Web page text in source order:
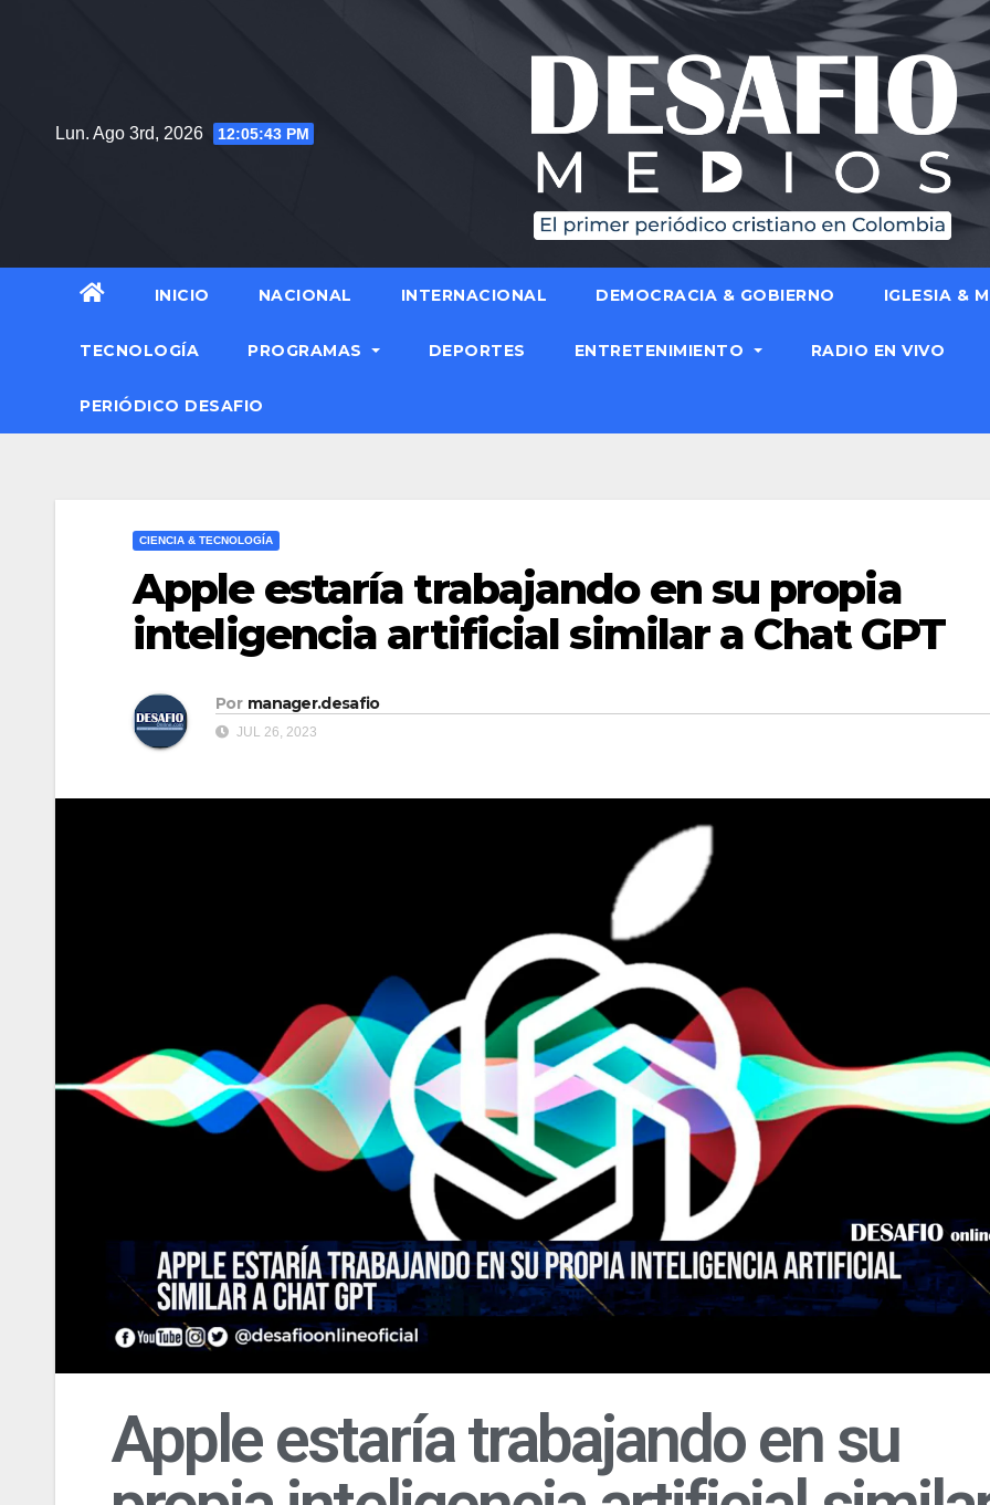
Lun. Ago 3rd, 2026 12:05:44 PM
INICIO NACIONAL INTERNACIONAL DEMOCRACIA & GOBIERNO IGLESIA &
TECNOLOGÍA PROGRAMAS DEPORTES ENTRETENIMIENTO RADIO EN VIVO
PERIÓDICO DESAFIO
CIENCIA & TECNOLOGÍA
Apple estaría trabajando en su propia
inteligencia artificial similar a Chat GPT
Por manager.desafio
JUL 26, 2023
Apple estaría trabajando en su